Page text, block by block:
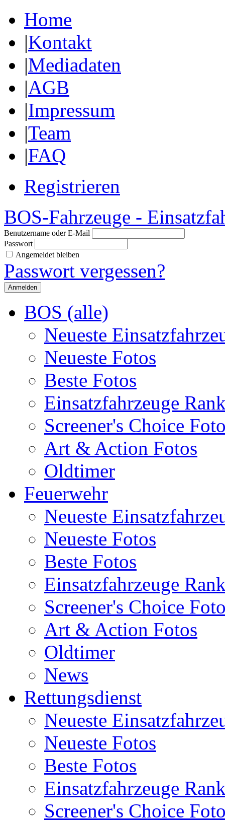
Home
|Kontakt
|Mediadaten
|AGB
|Impressum
|Team
|FAQ
Registrieren
BOS-Fahrzeuge -
Benutzername oder E-Mail
Passwort
Angemeldet bleiben
Passwort vergessen?
BOS (alle)
Neueste
Neueste Fotos
Beste Fotos
Einsatzfahrzeuge
Screener's Choice
Art & Action Fotos
Oldtimer
Feuerwehr
Neueste
Neueste Fotos
Beste Fotos
Einsatzfahrzeuge
Screener's Choice
Art & Action Fotos
Oldtimer
News
Rettungsdienst
Neueste
Neueste Fotos
Beste Fotos
Einsatzfahrzeuge
Screener's Choice